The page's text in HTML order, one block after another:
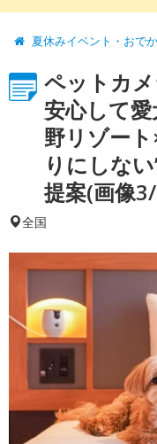
夏休みイベント・おで
ペットカ
安心して
野リゾー
りにしな
提案(画像
全国